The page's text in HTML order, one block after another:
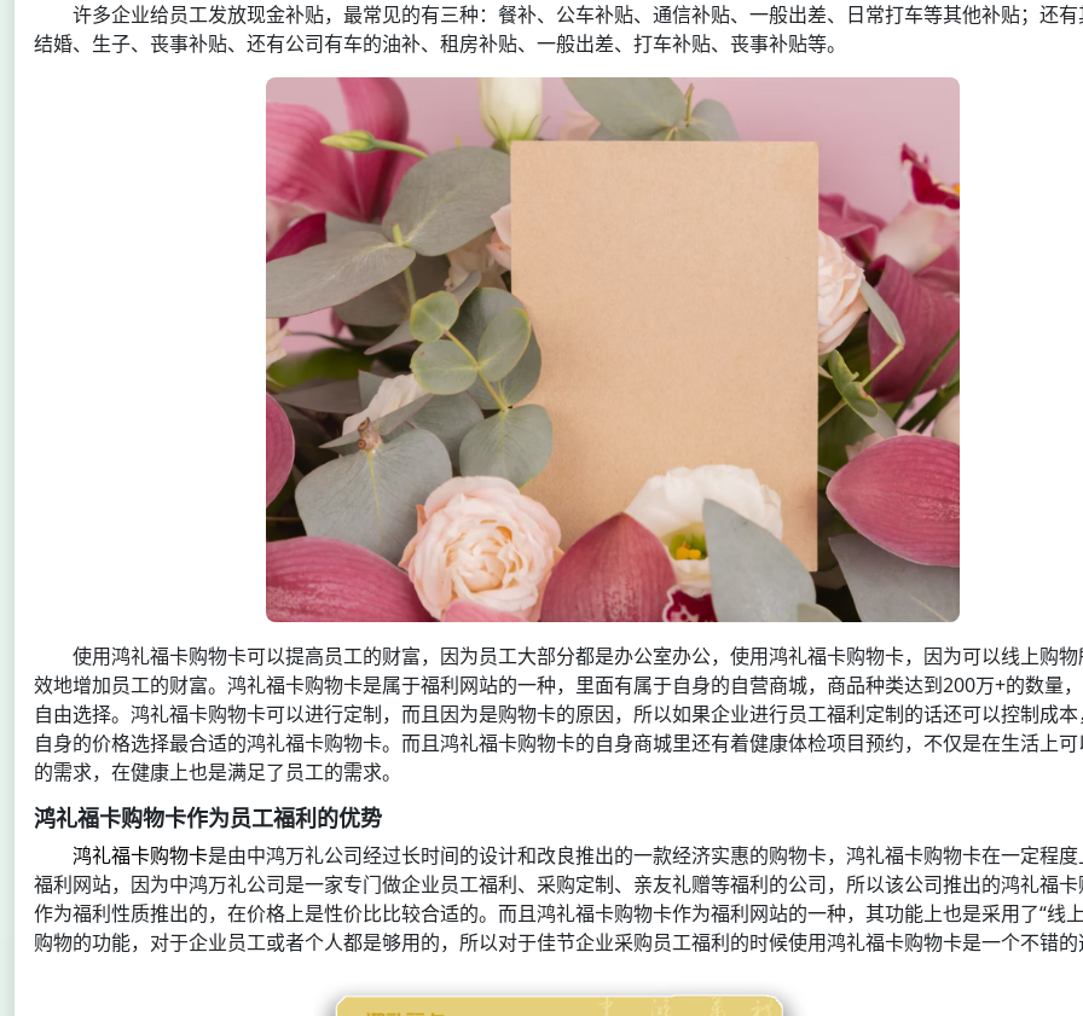
许多企业给员工发放现金补贴，最常见的有三种：餐补、公车补贴、通信补贴、一般出差、日常打车等其他补贴；还
结婚、生子、丧事补贴、还有公司有车的油补、租房补贴、一般出差、打车补贴、丧事补贴等。
使用鸿礼福卡购物卡可以提高员工的财富，因为员工大部分都是办公室办公，使用鸿礼福卡购物卡，因为可以线上购
效地增加员工的财富。鸿礼福卡购物卡是属于福利网站的一种，里面有属于自身的自营商城，商品种类达到200万+的数量
自由选择。鸿礼福卡购物卡可以进行定制，而且因为是购物卡的原因，所以如果企业进行员工福利定制的话还可以控制成
自身的价格选择最合适的鸿礼福卡购物卡。而且鸿礼福卡购物卡的自身商城里还有着健康体检项目预约，不仅是在生活上
的需求，在健康上也是满足了员工的需求。
鸿礼福卡购物卡作为员工福利的优势
鸿礼福卡购物卡是由中鸿万礼公司经过长时间的设计和改良推出的一款经济实惠的购物卡，鸿礼福卡购物卡在一定程
福利网站，因为中鸿万礼公司是一家专门做企业员工福利、采购定制、亲友礼赠等福利的公司，所以该公司推出的鸿礼福
作为福利性质推出的，在价格上是性价比比较合适的。而且鸿礼福卡购物卡作为福利网站的一种，其功能上也是采用了“线
购物的功能，对于企业员工或者个人都是够用的，所以对于佳节企业采购员工福利的时候使用鸿礼福卡购物卡是一个不错的